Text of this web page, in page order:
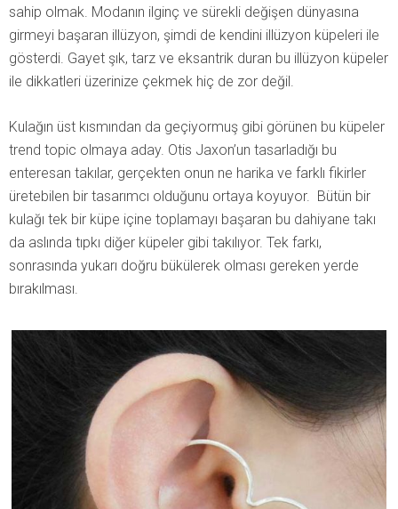
sahip olmak. Modanın ilginç ve sürekli değişen dünyasına
girmeyi başaran illüzyon, şimdi de kendini illüzyon küpeleri ile
gösterdi. Gayet şık, tarz ve eksantrik duran bu illüzyon küpeler
ile dikkatleri üzerinize çekmek hiç de zor değil.
Kulağın üst kısmından da geçiyormuş gibi görünen bu küpeler
trend topic olmaya aday. Otis Jaxon’un tasarladığı bu
enteresan takılar, gerçekten onun ne harika ve farklı fikirler
üretebilen bir tasarımcı olduğunu ortaya koyuyor. Bütün bir
kulağı tek bir küpe içine toplamayı başaran bu dahiyane takı
da aslında tıpkı diğer küpeler gibi takılıyor. Tek farkı,
sonrasında yukarı doğru bükülerek olması gereken yerde
bırakılması.